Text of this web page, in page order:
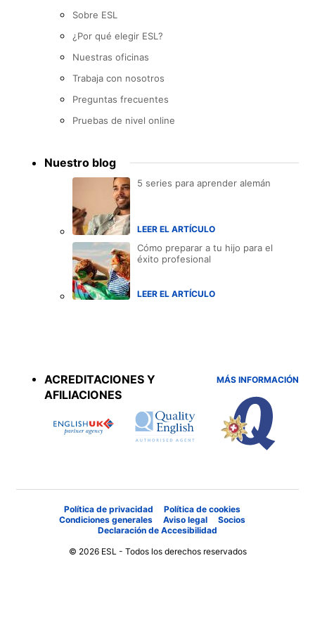
Sobre ESL
¿Por qué elegir ESL?
Nuestras oficinas
Trabaja con nosotros
Preguntas frecuentes
Pruebas de nivel online
Nuestro blog
5 series para aprender alemán
LEER EL ARTÍCULO
Cómo preparar a tu hijo para el
éxito profesional
LEER EL ARTÍCULO
ACREDITACIONES Y
AFILIACIONES
MÁS INFORMACIÓN
Política de privacidad
Política de cookies
Condiciones generales
Aviso legal
Socios
Declaración de Accesibilidad
© 2026 ESL - Todos los derechos reservados